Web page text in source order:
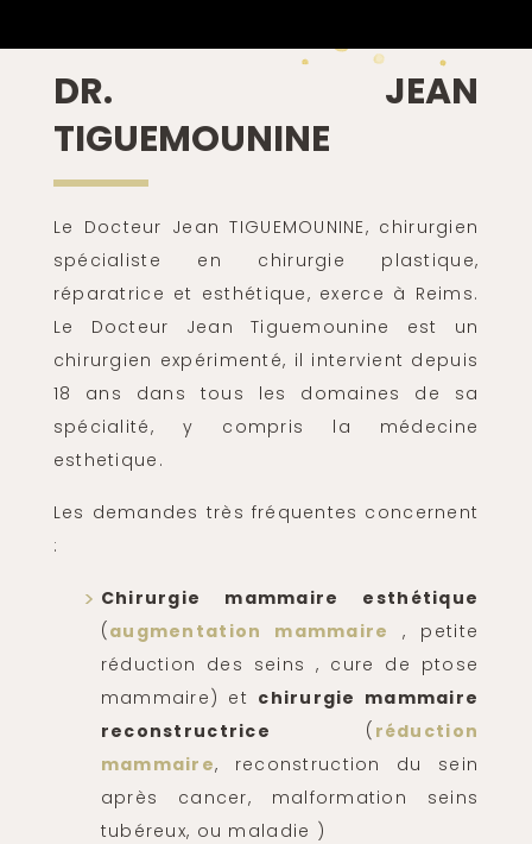
DR. JEAN
TIGUEMOUNINE
Le Docteur Jean TIGUEMOUNINE, chirurgien
spécialiste en chirurgie plastique,
réparatrice et esthétique, exerce à Reims.
Le Docteur Jean Tiguemounine est un
chirurgien expérimenté, il intervient depuis
18 ans dans tous les domaines de sa
spécialité, y compris la médecine
esthetique.
Les demandes très fréquentes concernent
:
Chirurgie mammaire esthétique
( augmentation mammaire
, petite
réduction des seins , cure de ptose
mammaire) et chirurgie mammaire
reconstructrice ( réduction
mammaire, reconstruction du sein
après cancer, malformation seins
tubéreux, ou maladie )